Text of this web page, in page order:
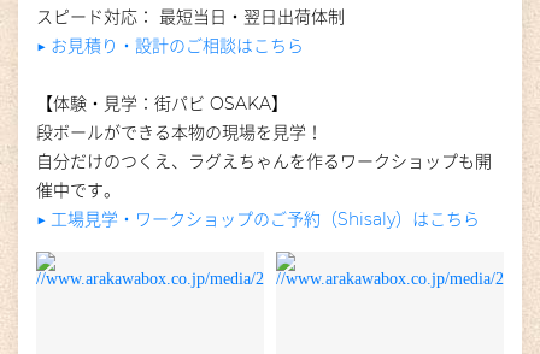
スピード対応： 最短当日・翌日出荷体制
▶︎ お見積り・設計のご相談はこちら
【体験・見学：街パビ OSAKA】
段ボールができる本物の現場を見学！
自分だけのつくえ、ラグえちゃんを作るワークショップも開
催中です。
▶︎ 工場見学・ワークショップのご予約（Shisaly）はこちら